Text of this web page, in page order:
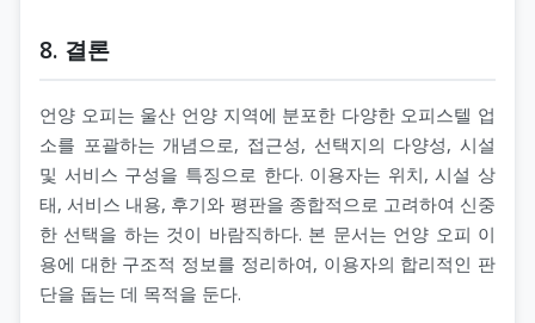
8. 결론
언양 오피는 울산 언양 지역에 분포한 다양한 오피스텔 업
소를 포괄하는 개념으로, 접근성, 선택지의 다양성, 시설
및 서비스 구성을 특징으로 한다. 이용자는 위치, 시설 상
태, 서비스 내용, 후기와 평판을 종합적으로 고려하여 신중
한 선택을 하는 것이 바람직하다. 본 문서는 언양 오피 이
용에 대한 구조적 정보를 정리하여, 이용자의 합리적인 판
단을 돕는 데 목적을 둔다.